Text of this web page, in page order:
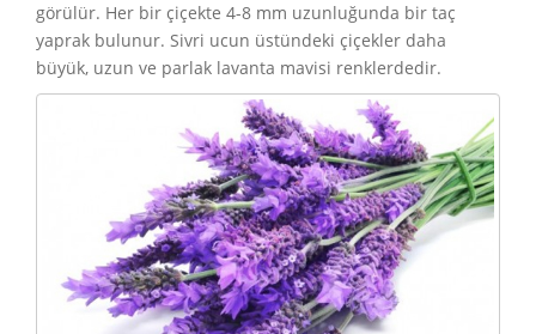
görülür. Her bir çiçekte 4-8 mm uzunluğunda bir taç
yaprak bulunur. Sivri ucun üstündeki çiçekler daha
büyük, uzun ve parlak lavanta mavisi renklerdedir.